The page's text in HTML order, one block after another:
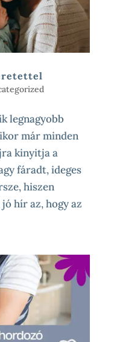
legnagyobb
már minden
kinyitja a
fáradt, ideges
hiszen
hír az, hogy az